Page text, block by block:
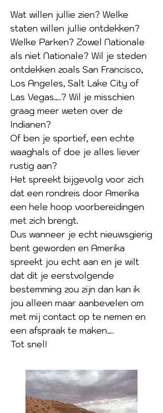
Wat willen jullie zien? Welke
staten willen jullie ontdekken?
Welke Parken? Zowel Nationale
als niet Nationale? Wil je steden
ontdekken zoals San Francisco,
Los Angeles, Salt Lake City of
Las Vegas….? Wil je misschien
graag meer weten over de
Indianen?
Of ben je sportief, een echte
waaghals of doe je alles liever
rustig aan?
Het spreekt bijgevolg voor zich
dat een rondreis door Amerika
een hele hoop voorbereidingen
met zich brengt.
Dus wanneer je echt nieuwsgierig
bent geworden en Amerika
spreekt jou echt aan en je wilt
dat dit je eerstvolgende
bestemming zou zijn dan kan ik
jou alleen maar aanbevelen om
met mij contact op te nemen en
een afspraak te maken….
Tot snel!